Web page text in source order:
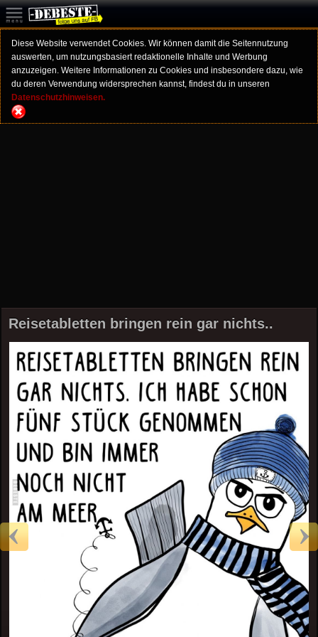
Diese Website verwendet Cookies. Wir können damit die Seitennutzung
auswerten, um nutzungsbasiert redaktionelle Inhalte und Werbung
anzuzeigen. Weitere Informationen zu Cookies und insbesondere dazu, wie
du deren Verwendung widersprechen kannst, findest du in unseren
Datenschutzhinweisen.
Reisetabletten bringen rein gar nichts..